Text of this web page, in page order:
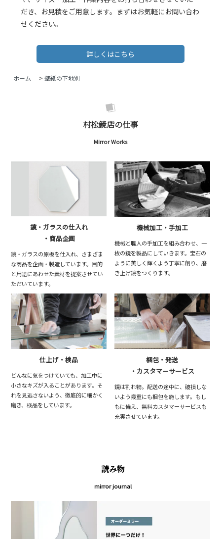
だき、お見積をご用意します。まずはお気軽にお問い合わ
せください。
詳しくはこちら
ホーム >壁紙の下地別
村松鏡店の仕事
Mirror Works
鏡・ガラスの仕入れ
・商品企画
鏡・ガラスの原板を仕入れ、さまざま
な商品を企画・製造しています。目的
と用途にあわせた素材を提案させてい
ただいています。
機械加工・手加工
機械と職人の手加工を組み合わせ、一
枚の鏡を製品にしていきます。宝石の
ように美しく輝くよう丁寧に削り、磨
き上げ鏡をつくります。
仕上げ・検品
どんなに気をつけていても、加工中に
小さなキズが入ることがあります。そ
れを見逃さないよう、徹底的に細かく
磨き、検品をしています。
梱包・発送
・カスタマーサービス
鏡は割れ物。配送の途中に、破損しな
いよう幾重にも梱包を施します。もし
もに備え、無料カスタマーサービスも
充実させています。
読み物
mirror journal